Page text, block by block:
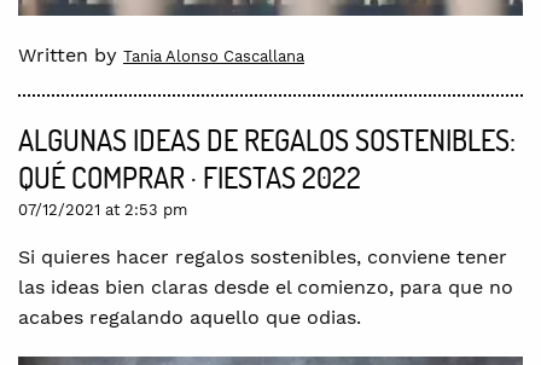
Written by Tania Alonso Cascallana
ALGUNAS IDEAS DE REGALOS SOSTENIBLES:
QUÉ COMPRAR · FIESTAS 2022
07/12/2021 at 2:53 pm
Si quieres hacer regalos sostenibles, conviene tener
las ideas bien claras desde el comienzo, para que no
acabes regalando aquello que odias.